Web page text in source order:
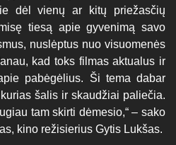
dėl vienų ar kitų priežasčių
tiesą apie gyvenimą savo
nuslėptus nuo visuomenės
kad toks filmas aktualus ir
pabėgėlius. Ši tema dabar
šalis ir skaudžiai paliečia.
tam skirti dėmesio,“ – sako
kino režisierius Gytis Lukšas.